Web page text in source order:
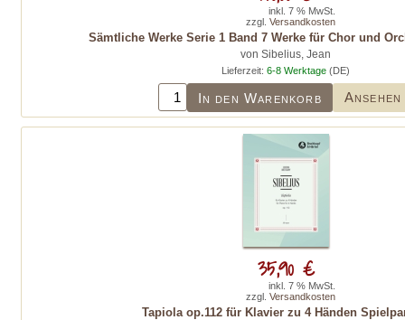
Sämtliche Werke Serie 1 Band 7 Werke für Chor und
von Sibelius, Jean
Lieferzeit: 6-8 Werktage (DE)
In den Warenkorb Ansehen
inkl. 7 % MwSt.
zzgl. Versandkosten
Tapiola op.112 für Klavier zu 4 Händen
35,90 €
inkl. 7 % MwSt.
zzgl. Versandkosten